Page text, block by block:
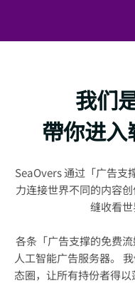
我们
帶你进
SeaOvers 通过「广告支
力连接世界不同的内容
缝收看世
各条「广告支撑的免费
人工智能广告服务器。
态圈，让所有持份者得